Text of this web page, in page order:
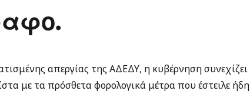
απεργίας της ΑΔΕΔΥ, η κυβέρνηση συνεχίζει
με τα πρόσθετα φορολογικά μέτρα που έστειλε ήδη